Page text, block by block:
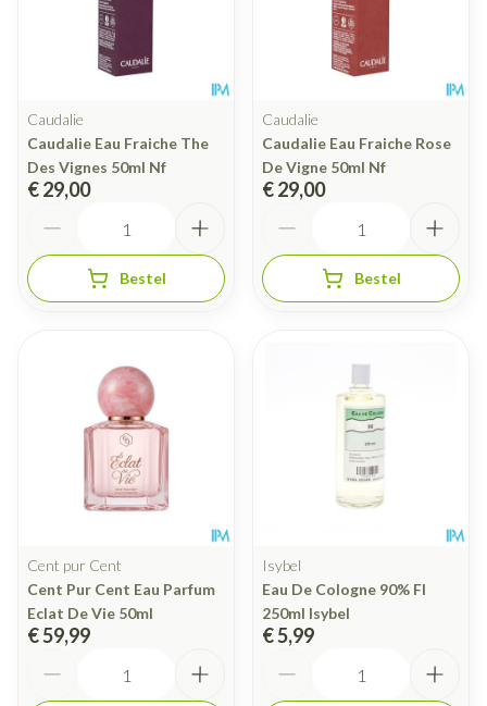
Caudalie
Caudalie Eau Fraiche The
Des Vignes 50ml Nf
€ 29,00
Bestel
Caudalie
Caudalie Eau Fraiche Rose
De Vigne 50ml Nf
€ 29,00
Bestel
Cent pur Cent
Cent Pur Cent Eau Parfum
Eclat De Vie 50ml
€ 59,99
Isybel
Eau De Cologne 90% Fl
250ml Isybel
€ 5,99